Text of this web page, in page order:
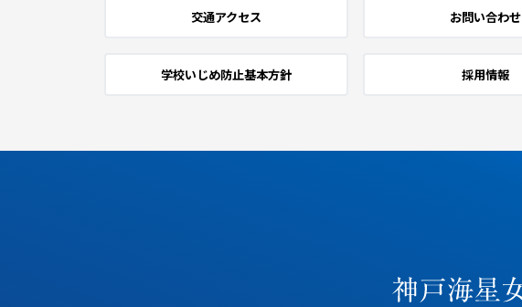
交通アクセス お問い合わせ
学校いじめ防止基本方針 採用情報